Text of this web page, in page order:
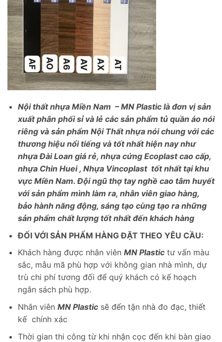
Nội thất nhựa Miền Nam – MN Plastic là đơn vị sản
xuất phân phối sỉ và lẻ các sản phẩm tủ quần áo nói
riêng và sản phẩm Nội Thất nhựa nói chung với các
thương hiệu nổi tiếng và tốt nhất hiện nay như
nhựa Đài Loan giá rẻ, nhựa cứng Ecoplast cao cấp,
nhựa Chin Huei , Nhựa Vincoplast tốt nhất tại khu
vực Miền Nam. Đội ngũ thợ tay nghề cao tâm huyết
với sản phẩm mình làm ra, nhân viên giao hàng,
bảo hành năng động, sáng tạo cùng tạo ra những
sản phẩm chất lượng tốt nhất đến khách hàng
ĐỐI VỚI SẢN PHẨM HÀNG ĐẶT THEO YÊU CẦU:
Khách hàng được nhân viên MN Plastictư vấn màu
sắc, mẫu mã phù hợp với không gian nhà mình, dự
trù chi phí tương đối để quý khách có kế hoạch
ngân sách phù hợp.
Nhân viên MN Plasticsẽ đến tận nhà đo đạc, thiết
kế chính xác
Thời gian thi công từ khi nhận cọc đến khi bàn giao